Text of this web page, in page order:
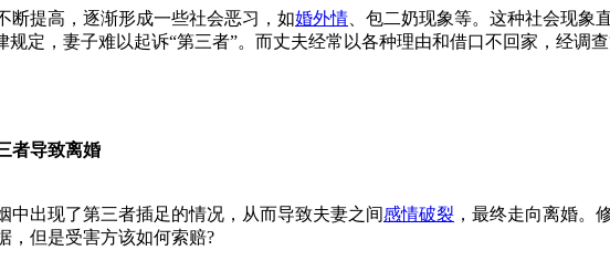
提高，逐渐形成一些社会恶习，如婚外情 、包二奶现象等。这种社会现象
规定，妻子难以起诉“第三者”。而丈夫经常以各种理由和借口不回家，经
者导致离婚
出现了第三者插足的情况，从而导致夫妻之间感情破裂 ，最终走向离婚。
，但是受害方该如何索赔?